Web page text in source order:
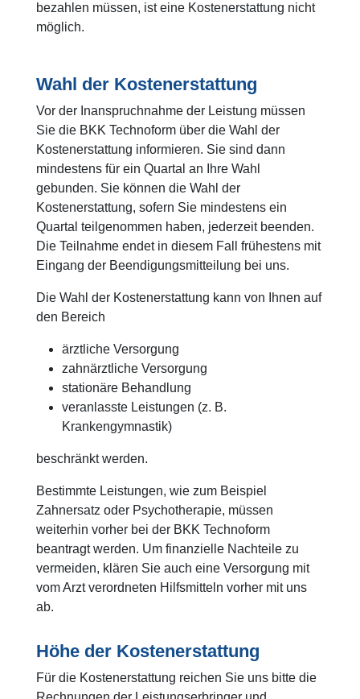
bezahlen müssen, ist eine Kostenerstattung nicht
möglich.
Wahl der Kostenerstattung
Vor der Inanspruchnahme der Leistung müssen
Sie die BKK Technoform über die Wahl der
Kostenerstattung informieren. Sie sind dann
mindestens für ein Quartal an Ihre Wahl
gebunden. Sie können die Wahl der
Kostenerstattung, sofern Sie mindestens ein
Quartal teilgenommen haben, jederzeit beenden.
Die Teilnahme endet in diesem Fall frühestens mit
Eingang der Beendigungsmitteilung bei uns.
Die Wahl der Kostenerstattung kann von Ihnen auf
den Bereich
ärztliche Versorgung
zahnärztliche Versorgung
stationäre Behandlung
veranlasste Leistungen (z. B.
Krankengymnastik)
beschränkt werden.
Bestimmte Leistungen, wie zum Beispiel
Zahnersatz oder Psychotherapie, müssen
weiterhin vorher bei der BKK Technoform
beantragt werden. Um finanzielle Nachteile zu
vermeiden, klären Sie auch eine Versorgung mit
vom Arzt verordneten Hilfsmitteln vorher mit uns
ab.
Höhe der Kostenerstattung
Für die Kostenerstattung reichen Sie uns bitte die